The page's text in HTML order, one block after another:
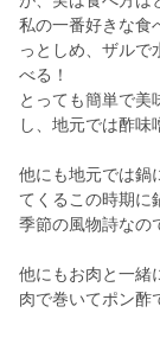
私の一番好きな食
っとしめ、ザルで
べる！
とっても簡単で美
し、地元では酢味
他にも地元では鍋
てくるこの時期に
季節の風物詩なの
他にもお肉と一緒
肉で巻いてポン酢